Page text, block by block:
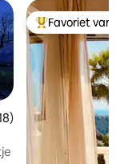
beoordeling van
Topfavoriet van
Favoriet van